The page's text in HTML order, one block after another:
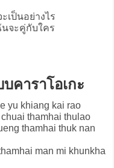
เป็นอย่างไร
นจะคู่กับใคร
คาราโอเกะ
yu khiang kai rao
thamhai thulao
thamhai thuk nan
man mi khunkha